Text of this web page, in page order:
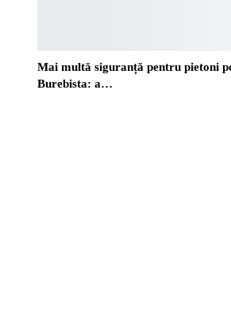
Mai multă siguranță pentru pietoni
Burebista: a…